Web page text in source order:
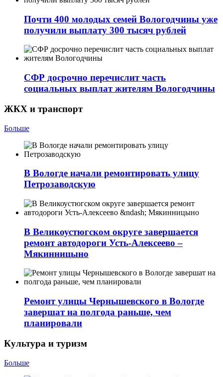
Почти 400 молодых семей Вологодчины уже
получили выплату 300 тысяч рублей
СФР досрочно перечислит часть
социальных выплат жителям Вологодчины
ЖКХ и транспорт
Больше
В Вологде начали ремонтировать улицу
Петрозаводскую
В Великоустюгском округе завершается
ремонт автодороги Усть-Алексеево –
Мякинницыно
Ремонт улицы Чернышевского в Вологде
завершат на полгода раньше, чем
планировали
Культура и туризм
Больше